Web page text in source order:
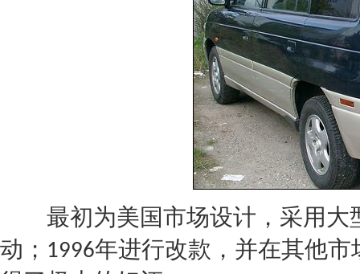
最初为美国市场设计，采用大
动； 1996年进行改款，并在其他市